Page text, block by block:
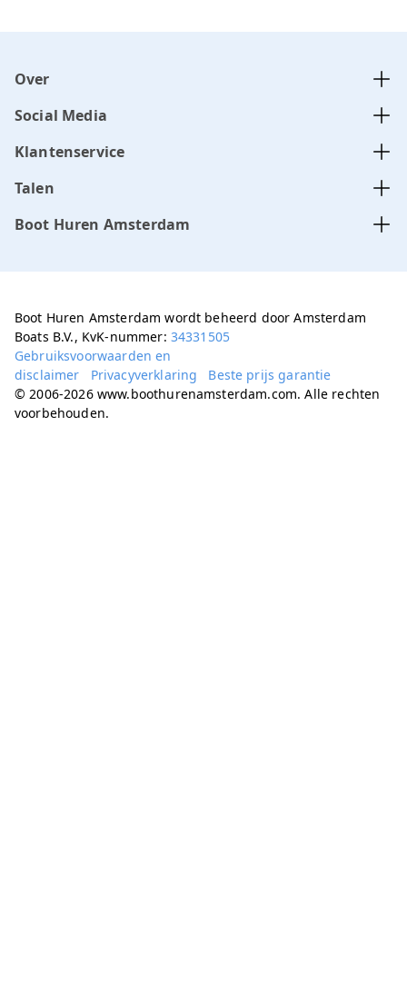
Over
Social Media
Klantenservice
Talen
Boot Huren Amsterdam
Boot Huren Amsterdam wordt beheerd door Amsterdam
Boats B.V., KvK-nummer: 34331505
Gebruiksvoorwaarden en
disclaimer
Privacyverklaring
Beste prijs garantie
© 2006-2026 www.boothurenamsterdam.com. Alle rechten
voorbehouden.